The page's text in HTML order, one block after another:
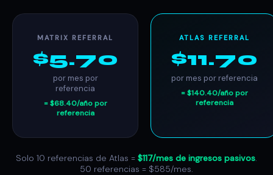
MATRIX REFERRAL
$5.70
por mes por
referencia
= $68.40/año por
referencia
ATLAS REFERRAL
$11.70
por mes por referencia
= $140.40/año por
referencia
Solo 10 referencias de Atlas = $117/mes de ingresos pasivos.
50 referencias = $585/mes.